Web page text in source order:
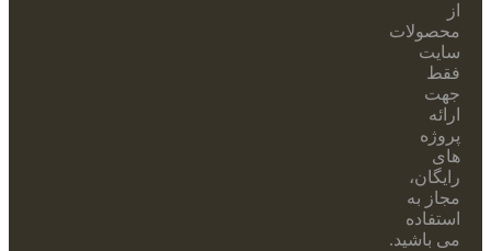
از
محصولات
سایت
فقط
جهت
ارائه
پروژه
های
رایگان،
مجاز به
استفاده
می باشید.